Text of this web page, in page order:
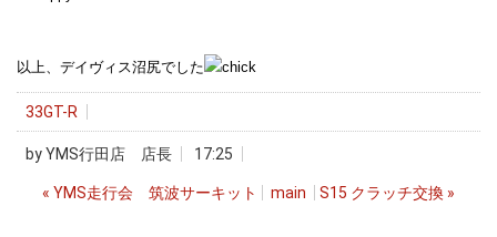
以上、デイヴィス沼尻でした
33GT-R
byYMS行田店 店長 17:25
« YMS走行会 筑波サーキット main S15 クラッチ交換 »